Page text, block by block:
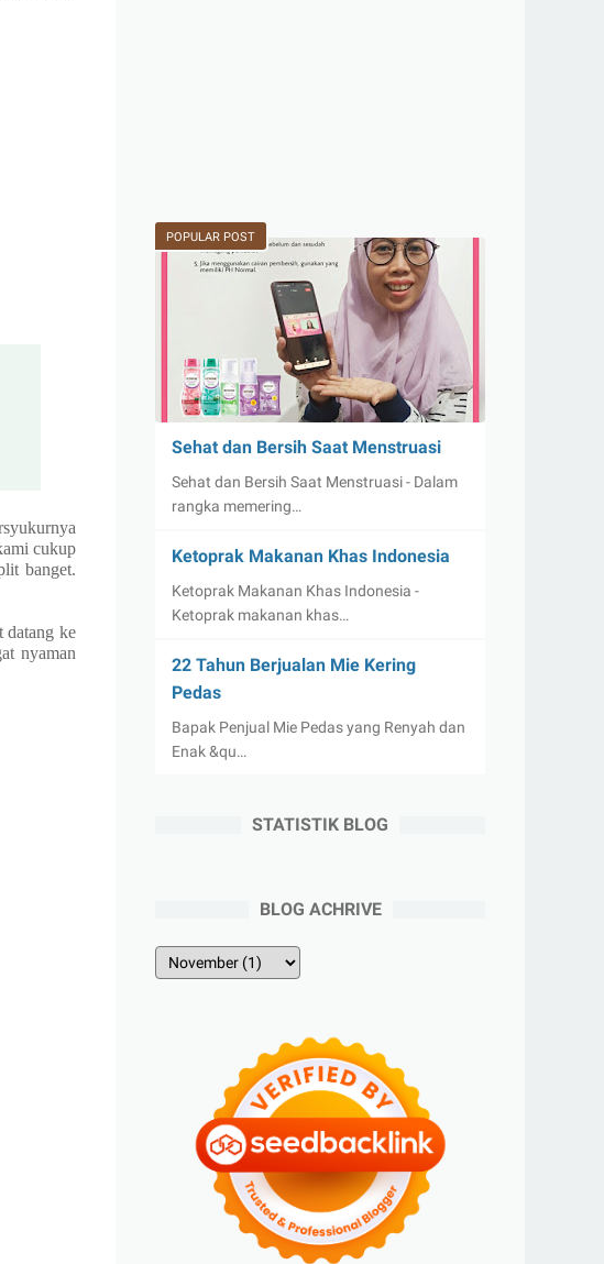
cukup
banget.
datang ke
nyaman
POPULAR POST
Sehat dan Bersih Saat Menstruasi
Sehat dan Bersih Saat Menstruasi - Dalam
rangka memering…
Ketoprak Makanan Khas Indonesia
Ketoprak Makanan Khas Indonesia -
Ketoprak makanan khas…
22 Tahun Berjualan Mie Kering
Pedas
Bapak Penjual Mie Pedas yang Renyah dan
Enak &qu…
STATISTIK BLOG
BLOG ACHRIVE